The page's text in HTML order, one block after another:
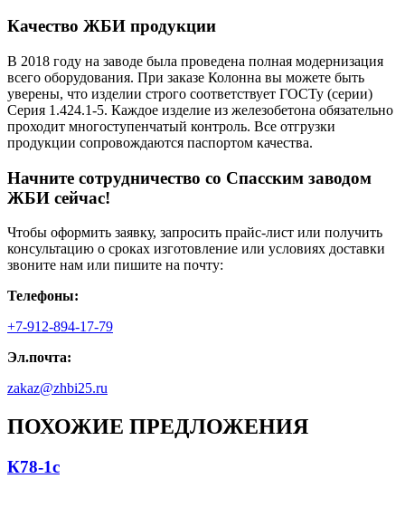
Качество ЖБИ продукции
В 2018 году на заводе была проведена полная модернизация
всего оборудования. При заказе Колонна вы можете быть
уверены, что изделии строго соответствует ГОСТу (серии)
Серия 1.424.1-5. Каждое изделие из железобетона обязательно
проходит многоступенчатый контроль. Все отгрузки
продукции сопровождаются паспортом качества.
Начните сотрудничество со Cпасским заводом
ЖБИ сейчас!
Чтобы оформить заявку, запросить прайс-лист или получить
консультацию о сроках изготовление или условиях доставки
звоните нам или пишите на почту:
Телефоны:
+7-912-894-17-79
Эл.почта:
zakaz@zhbi25.ru
ПОХОЖИЕ ПРЕДЛОЖЕНИЯ
К78-1с